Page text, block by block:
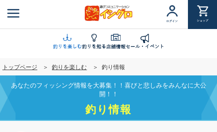
ン
に
移
動
ログイン ショップ
釣りを楽しむ釣りを知る店舗情報セール・イベント
トップページ 釣りを楽しむ 釣り情報
あなたのフィッシング情報を大募集！！喜びと悲しみをみんなに大公
開！！
釣り情報